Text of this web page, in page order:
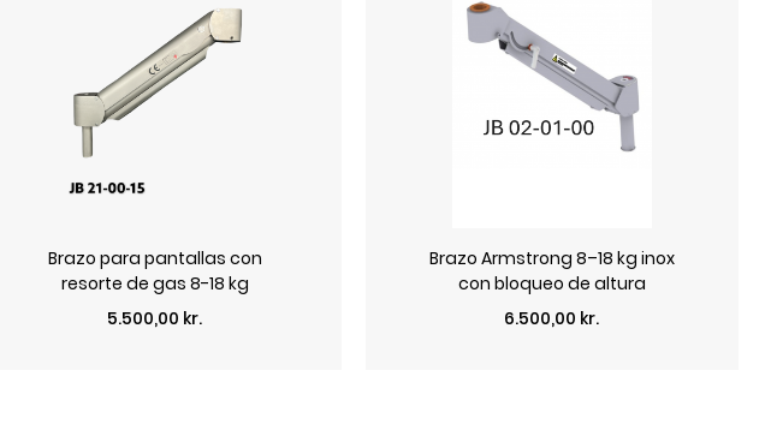
Brazo para pantallas con
resorte de gas 8-18 kg
Precio
5.500,00 kr.
Brazo Armstrong 8–18 kg inox
con bloqueo de altura
Precio
6.500,00 kr.